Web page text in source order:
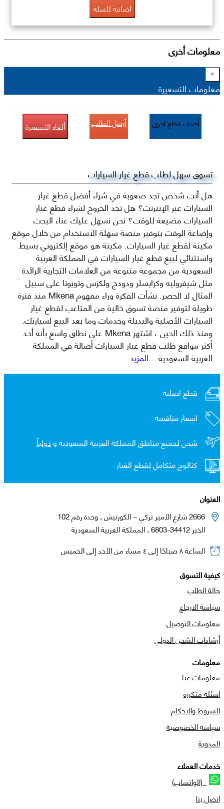
اضافة للسلة
معلومات أخرى
×
معلومات التسعيرة
أضف قطع اخرى أرسل الطلب ألغاء التسعيرة
تسوق سهل لطلب قطع غيار السيارات
هل أنت شخص تجد صعوبة في شراء أفضل قطع غيار
السيارات عبر الإنترنت؟ هل تجد الخروج لشراء قطع غيار
السيارات مضيعة للوقت؟ نحن نسهل عليك عناء البحث
وإضاعة الوقت بتوفير منصة سهلة الاستخدام من خلال موقع
مكينة لقطع غيار السيارات. مكينة هو موقع إلكتروني بسيط
واستثنائي لبيع قطع غيار السيارات في المملكة العربية
السعودية من مجموعة متنوعة من العلامات التجارية الرائدة
مثل شيفروليه وكرايسلر ودودج ولكزس وتويوتا على سبيل
المثال لا الحصر. نشأت الفكرة وراء مفهوم Mkena منذ فترة
طويلة لتوفير منصة تسوق خالية من المتاعب لقطع غيار
السيارات الأصلية والبديلة وخدمات وما بعد البيع لسيارتك.
ومنذ ذلك الحين ، اشتهر Mkena على نطاق واسع بأنه أحد
أكثر مواقع طلب قطع غيار السيارات أصالة في المملكة
العربية السعودية...المزيد
قطع اصلية
اسعار منافسة
شحن لجميع مناطق المملكة العربية السعوديه ودولياً
كتالوج متكامل لقطع الغيار
العنوان
2666 شارع الأمير تركي – الكورنيش , وحدة رقم 102
الخبر 34412-6803 , المملكة العربية السعودية
الساعة ٨ صباحًا إلى ٤ مساء من الأحد إلى الخميس
كيفية التسوق
حالة الطلب
سياسة الارجاع
معلومات التوصيل
أرشادات الشحن الدولي
معلومات
معلومات عنا
اسئلة متكرره
الشروط والاحكام
سياسة الخصوصية
المدونة
خدمات العملاء
(الواتساب)
اتصل بنا